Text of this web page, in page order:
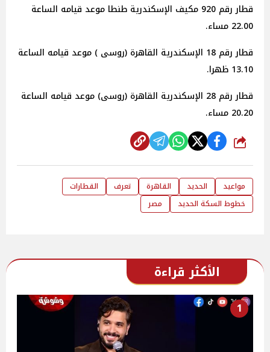
قطار رقم 920 مكيف الإسكندرية طنطا موعد قيامه الساعة
22.00 مساء.
قطار رقم 18 الإسكندرية القاهرة (روسى ) موعد قيامه الساعة
13.10 ظهرا.
قطار رقم 28 الإسكندرية القاهرة (روسى) موعد قيامه الساعة
20.20 مساء.
شارك
مواعيد الحديد القاهرة تعرف
القطارات
خطوط السكة الحديد
مصر
الأكثر قراءة
1